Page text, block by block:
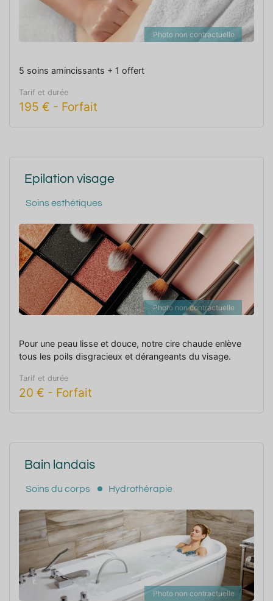
Photo non contractuelle
5 soins amincissants + 1 offert
Tarif et durée
195 € - Forfait
Epilation visage
Soins esthétiques
Photo non contractuelle
Pour une peau lisse et douce, notre cire chaude enlève
tous les poils disgracieux et dérangeants du visage.
Tarif et durée
20 € - Forfait
Bain landais
Soins du corps Hydrothérapie
Photo non contractuelle